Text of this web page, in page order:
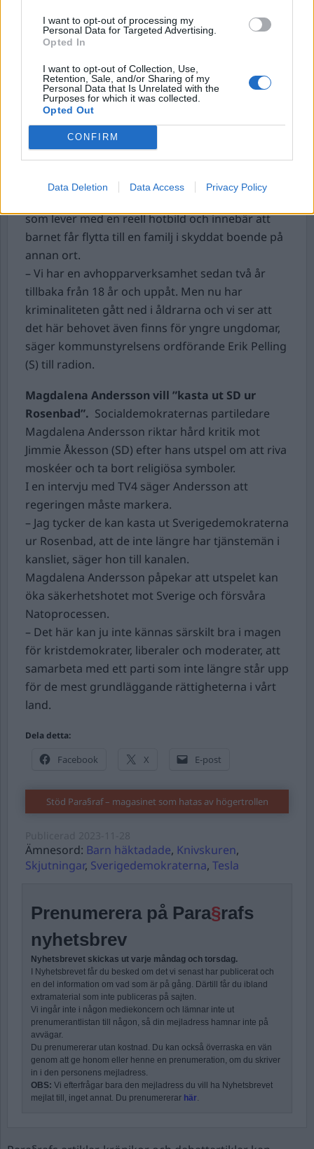
I want to opt-out of processing my
Personal Data for Targeted Advertising.
Opted In
I want to opt-out of Collection, Use,
Retention, Sale, and/or Sharing of my
Personal Data that Is Unrelated with the
Purposes for which it was collected.
Opted Out
CONFIRM
Data Deletion Data Access Privacy Policy
varit ett brott motiverat av hat”, skriver polisen i
ett pressmeddelande.
attacken. Vermontsenatorn Bernie Sanders har
fördömt händelsen.
Minderåriga, så unga som 13 år, som lever i en
kriminell miljöska få hjälp i ett nytt
avhopparprogram i Uppsala kommun,
rapporterarSveriges Radio Ekot
som lever med en reell hotbild och innebär att
barnet får flytta till en familj i skyddat boende på
annan ort.
– Vi har en avhopparverksamhet sedan två år
tillbaka från 18 år och uppåt. Men nu har
kriminaliteten gått ned i åldrarna och vi ser att
det här behovet även finns för yngre ungdomar,
säger kommunstyrelsens ordförande Erik Pelling
(S) till radion.
Magdalena Andersson vill ”kasta ut SD ur
Rosenbad”. Socialdemokraternas partiledare
Magdalena Andersson riktar hård kritik mot
Jimmie Åkesson (SD) efter hans utspel om att riva
moskéer och ta bort religiösa symboler.
I en intervju med TV4 säger Andersson att
regeringen måste markera.
– Jag tycker de kan kasta ut Sverigedemokraterna
ur Rosenbad, att de inte längre har tjänstemän i
kansliet, säger hon till kanalen.
Magdalena Andersson påpekar att utspelet kan
öka säkerhetshotet mot Sverige och försvåra
Natoprocessen.
– Det här kan ju inte kännas särskilt bra i magen
för kristdemokrater, liberaler och moderater, att
samarbeta med ett parti som inte längre står upp
för de mest grundläggande rättigheterna i vårt
land.
Dela detta:
Facebook X E-post
Stöd Para§raf – magasinet som hatas av högertrollen
Ämnesord: Barn häktadade, Knivskuren,
Skjutningar, Sverigedemokraterna, Tesla
Prenumerera på Para§rafs
nyhetsbrev
Nyhetsbrevet skickas ut varje måndag och torsdag.
I Nyhetsbrevet får du besked om det vi senast har publicerat och
en del information om vad som är på gång. Därtill får du ibland
extramaterial som inte publiceras på sajten.
Vi ingår inte i någon mediekoncern och lämnar inte ut
prenumerantlistan till någon, så din mejladress hamnar inte på
avvägar.
Du prenumererar utan kostnad. Du kan också överraska en vän
genom att ge honom eller henne en prenumeration, om du skriver
in i den personens mejladress.
OBS: Vi efterfrågar bara den mejladress du vill ha Nyhetsbrevet
mejlat till, inget annat. Du prenumererar här.